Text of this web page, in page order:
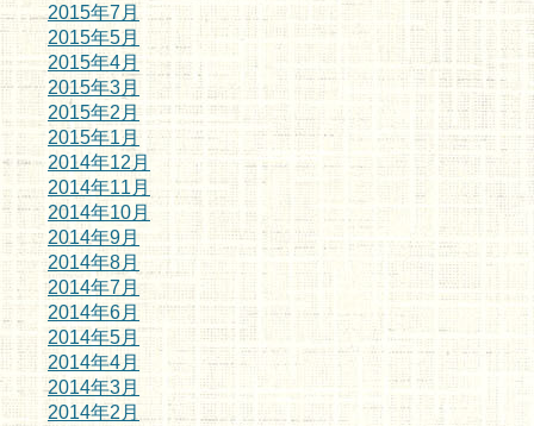
2015年7月
2015年5月
2015年4月
2015年3月
2015年2月
2015年1月
2014年12月
2014年11月
2014年10月
2014年9月
2014年8月
2014年7月
2014年6月
2014年5月
2014年4月
2014年3月
2014年2月